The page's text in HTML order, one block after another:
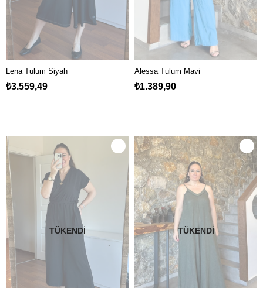
Lena Tulum Siyah
₺3.559,49
Alessa Tulum Mavi
₺1.389,90
TÜKENDI TÜKENDI